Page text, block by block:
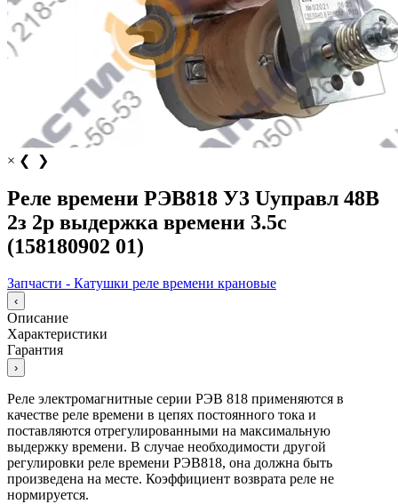
× ❮ ❯
Реле времени РЭВ818 У3 Uуправл 48В
2з 2р выдержка времени 3.5с
(158180902 01)
Запчасти - Катушки реле времени крановые
‹
Описание
Характеристики
Гарантия
›
Реле электромагнитные серии РЭВ 818 применяются в
качестве реле времени в цепях постоянного тока и
поставляются отрегулированными на максимальную
выдержку времени. В случае необходимости другой
регулировки реле времени РЭВ818, она должна быть
произведена на месте. Коэффициент возврата реле не
нормируется.